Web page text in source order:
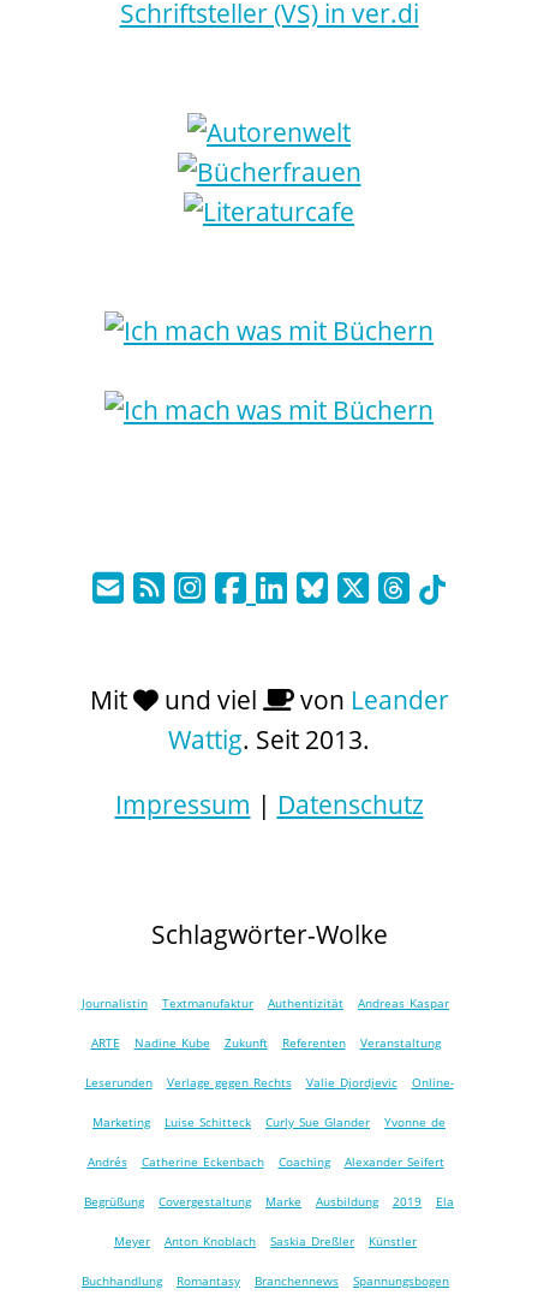
Mit und viel von Leander
Wattig. Seit 2013.
Impressum | Datenschutz
Schlagwörter-Wolke
Journalistin Textmanufaktur Authentizität Andreas Kaspar
ARTE Nadine Kube Zukunft Referenten Veranstaltung
Leserunden Verlage gegen Rechts Valie Djordjevic Online-
Marketing Luise Schitteck Curly Sue Glander Yvonne de
Andrés Catherine Eckenbach Coaching Alexander Seifert
Begrüßung Covergestaltung Marke Ausbildung 2019 Ela
Meyer Anton Knoblach Saskia Dreßler Künstler
Buchhandlung Romantasy Branchennews Spannungsbogen